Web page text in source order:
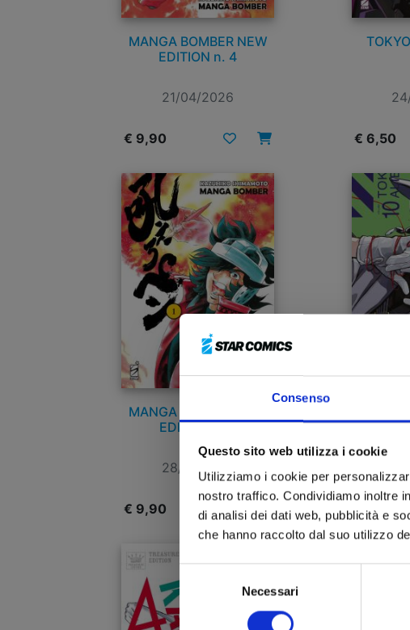
Consenso
Questo sito web utilizza i cookie
Utilizziamo i cookie per
nostro traffico. Condividiamo inoltre
di analisi dei dati web, pubblicità e
che hanno raccolto dal suo utilizzo
del
consenso
Necessari
MANGA BOMBER NEW
EDITION n. 4
21/04/2026
€ 9,90 € 6,50
MANGA BOMBER NEW
EDITION n. 1
28/10/2025
€ 9,90 € 6,50